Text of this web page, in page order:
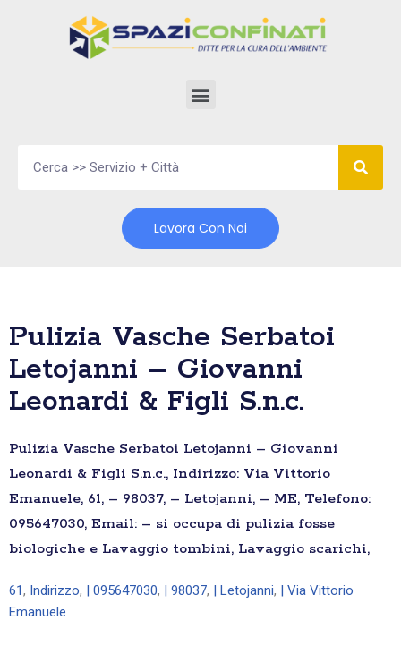
Lavora Con Noi
Pulizia Vasche Serbatoi
Letojanni – Giovanni
Leonardi & Figli S.n.c.
Pulizia Vasche Serbatoi Letojanni – Giovanni
Leonardi & Figli S.n.c., Indirizzo: Via Vittorio
Emanuele, 61, – 98037, – Letojanni, – ME, Telefono:
095647030, Email: – si occupa di pulizia fosse
biologiche e Lavaggio tombini, Lavaggio scarichi,
61, Indirizzo, | 095647030, | 98037, | Letojanni,
| Via Vittorio
Emanuele